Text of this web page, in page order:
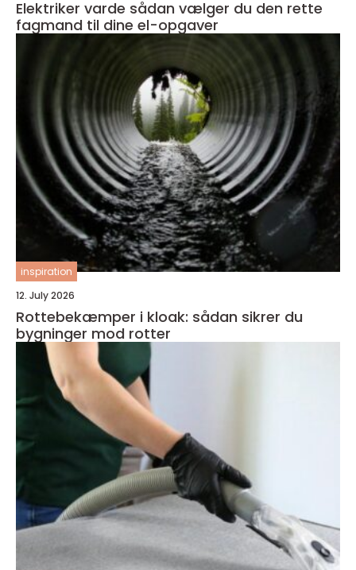
Elektriker varde sådan vælger du den rette
fagmand til dine el-opgaver
inspiration
12. July 2026
Rottebekæmper i kloak: sådan sikrer du
bygninger mod rotter